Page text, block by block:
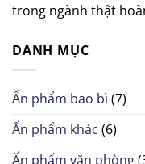
trong ngành thật
DANH MỤC
Ấn phẩm bao bì (7)
Ấn phẩm khác (6)
Ấn phẩm văn phòng